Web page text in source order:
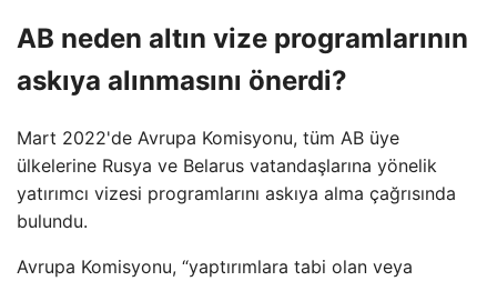
AB neden altın vize programlarının
askıya alınmasını önerdi?
Mart 2022'de Avrupa Komisyonu, tüm AB üye
ülkelerine Rusya ve Belarus vatandaşlarına yönelik
yatırımcı vizesi programlarını askıya alma çağrısında
bulundu.
Avrupa Komisyonu, “yaptırımlara tabi olan veya